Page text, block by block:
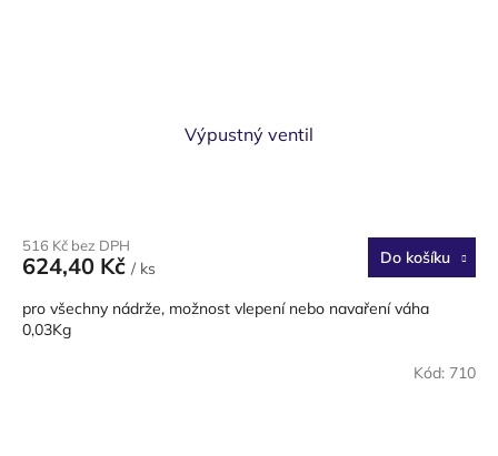
Výpustný ventil
516 Kč bez DPH
624,40 Kč / ks
Do košíku
pro všechny nádrže, možnost vlepení nebo navaření váha
0,03Kg
Kód: 710